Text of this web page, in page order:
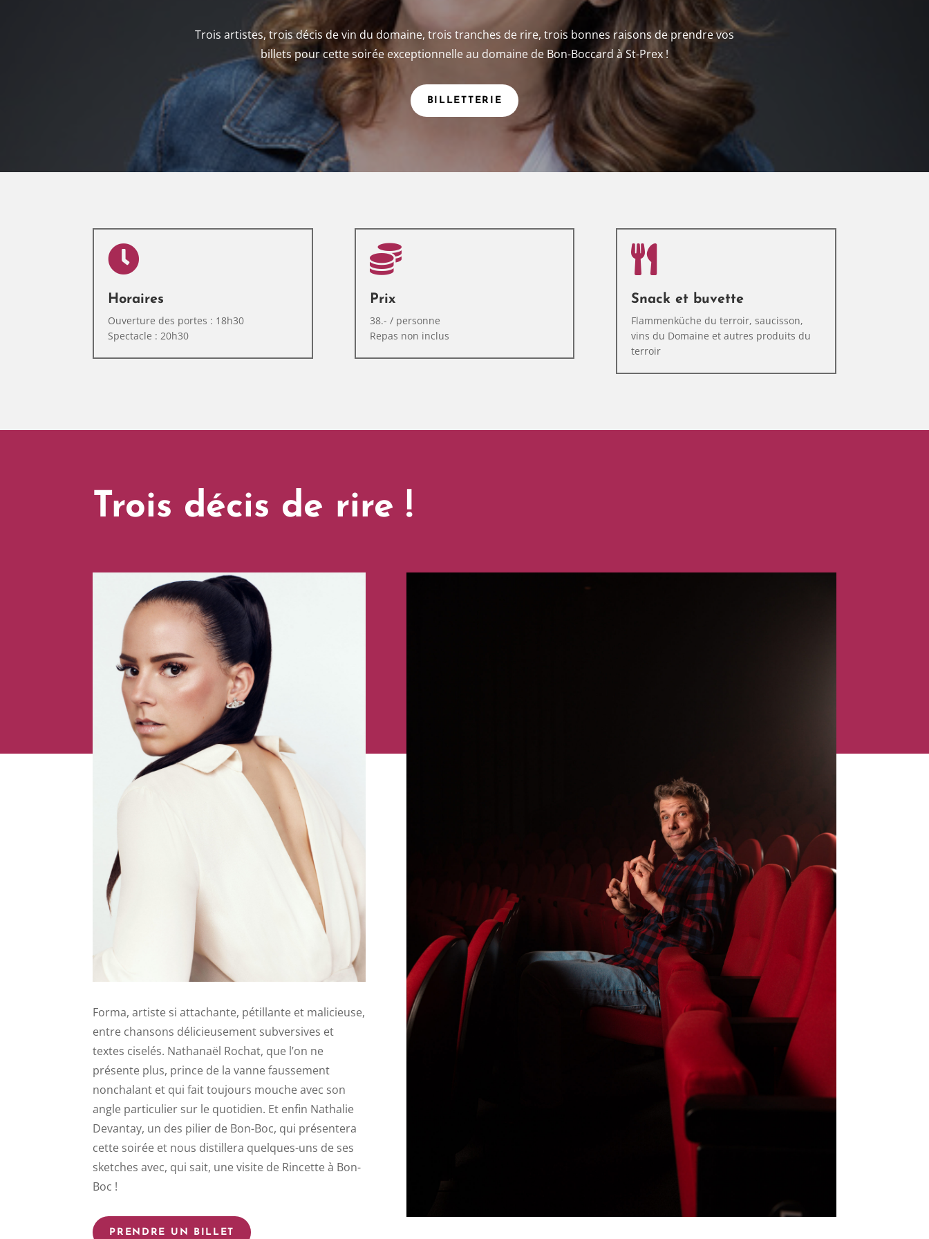
Trois artistes, trois décis de vin du domaine, trois tranches de rire, trois bonnes raisons de prendre vos
billets pour cette soirée exceptionnelle au domaine de Bon-Boccard à St-Prex !
BILLETTERIE

Horaires
Ouverture des portes : 18h30
Spectacle : 20h30

Prix
38.- / personne
Repas non inclus

Snack et buvette
Flammenküche du terroir, saucisson,
vins du Domaine et autres produits du
terroir
Trois décis de rire !
Forma, artiste si attachante, pétillante et malicieuse,
entre chansons délicieusement subversives et
textes ciselés. Nathanaël Rochat, que l’on ne
présente plus, prince de la vanne faussement
nonchalant et qui fait toujours mouche avec son
angle particulier sur le quotidien. Et enfin Nathalie
Devantay, un des pilier de Bon-Boc, qui présentera
cette soirée et nous distillera quelques-uns de ses
sketches avec, qui sait, une visite de Rincette à Bon-
Boc !
PRENDRE UN BILLET